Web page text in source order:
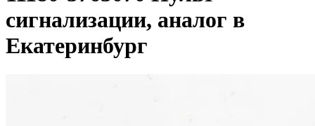
сигнализации, аналог в
Екатеринбург